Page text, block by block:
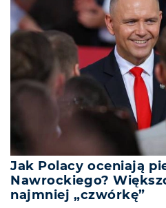
Jak Polacy oceniają
Nawrockiego?
najmniej „czwórkę”